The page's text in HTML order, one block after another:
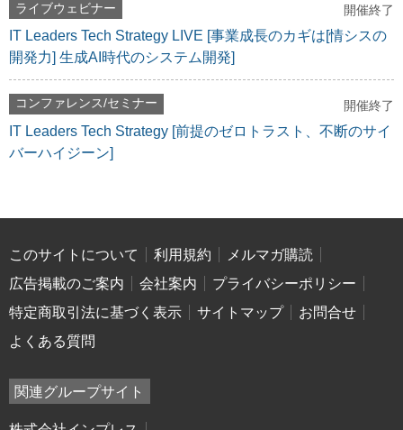
ライブウェビナー 開催終了
IT Leaders Tech Strategy LIVE [事業成長のカギは[情シスの
開発力] 生成AI時代のシステム開発]
コンファレンス/セミナー 開催終了
IT Leaders Tech Strategy [前提のゼロトラスト、不断のサイ
バーハイジーン]
このサイトについて 利用規約
メルマガ購読
広告掲載のご案内
会社案内
プライバシーポリシー
特定商取引法に基づく表示
サイトマップ
お問合せ
よくある質問
関連グループサイト